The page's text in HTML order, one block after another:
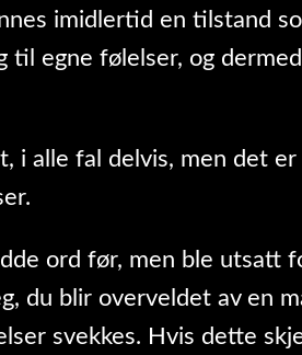
imidlertid en tilstand
til egne følelser, og
i alle fal delvis, men det er
ord før, men ble utsatt
du blir overveldet av en
svekkes. Hvis dette